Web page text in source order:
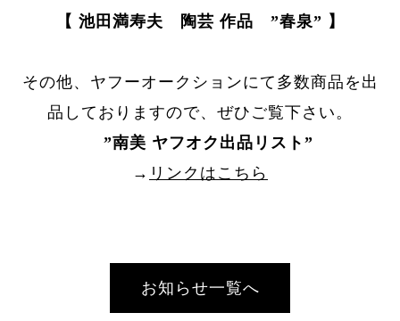
【 池田満寿夫 陶芸 作品 ”春泉” 】
その他、ヤフーオークションにて多数商品を出
品しておりますので、ぜひご覧下さい。
”南美 ヤフオク出品リスト ”
→ リンクはこちら
お知らせ一覧へ